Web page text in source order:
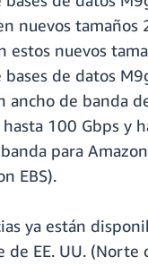
nuevos tamaños
estos nuevos
bases de datos
ancho de banda
100 Gbps y
para
EBS).
ya están
de EE. UU. (Norte